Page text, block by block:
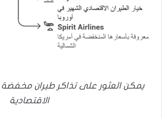
يمكن العثور على تذاكر طيران مخفضة
الاقتصادية